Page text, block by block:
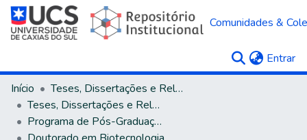
Comunidades &
Entrar
Início
Teses, Dissertações e Relatórios
Teses, Dissertações e Relatórios defendidos na UCS
Programa de Pós-Graduação em Biotecnologia